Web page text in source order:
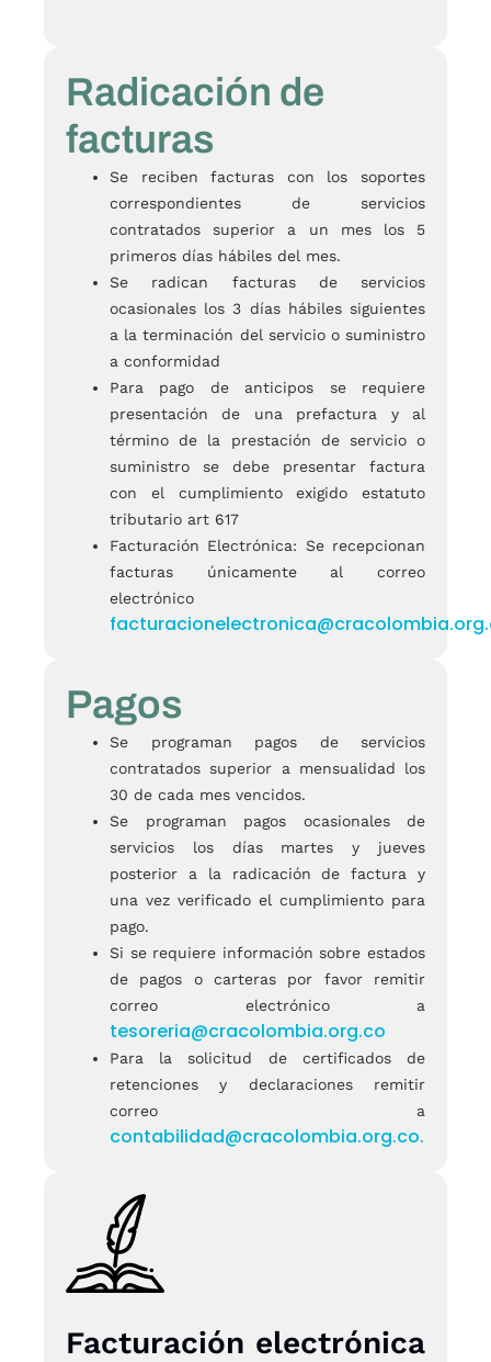
Radicación de
facturas
Se reciben facturas con los soportes
correspondientes de servicios
contratados superior a un mes los 5
primeros días hábiles del mes.
Se radican facturas de servicios
ocasionales los 3 días hábiles siguientes
a la terminación del servicio o suministro
a conformidad
Para pago de anticipos se requiere
presentación de una prefactura y al
término de la prestación de servicio o
suministro se debe presentar factura
con el cumplimiento exigido estatuto
tributario art 617
Facturación Electrónica: Se recepcionan
facturas únicamente al correo
electrónico
Pagos
Se programan pagos de servicios
contratados superior a mensualidad los
30 de cada mes vencidos.
Se programan pagos ocasionales de
servicios los días martes y jueves
posterior a la radicación de factura y
una vez verificado el cumplimiento para
pago.
Si se requiere información sobre estados
de pagos o carteras por favor remitir
correo electrónico a
tesoreria@cracolombia.org.co
Para la solicitud de certificados de
retenciones y declaraciones remitir
correo a
contabilidad@cracolombia.org.co.
Facturación electrónica